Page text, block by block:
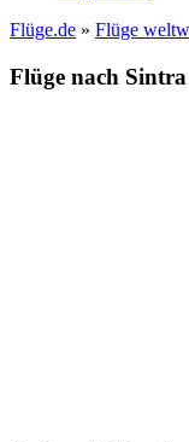
Flüge.de » Flüge
Flüge nach Sintra